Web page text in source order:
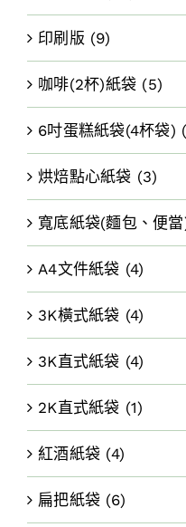
印刷版 (9)
咖啡(2杯)紙袋 (5)
6吋蛋糕紙袋(4杯袋)
烘焙點心紙袋 (3)
寬底紙袋(麵包、便
A4文件紙袋 (4)
3K橫式紙袋 (4)
3K直式紙袋 (4)
2K直式紙袋 (1)
紅酒紙袋 (4)
扁把紙袋 (6)